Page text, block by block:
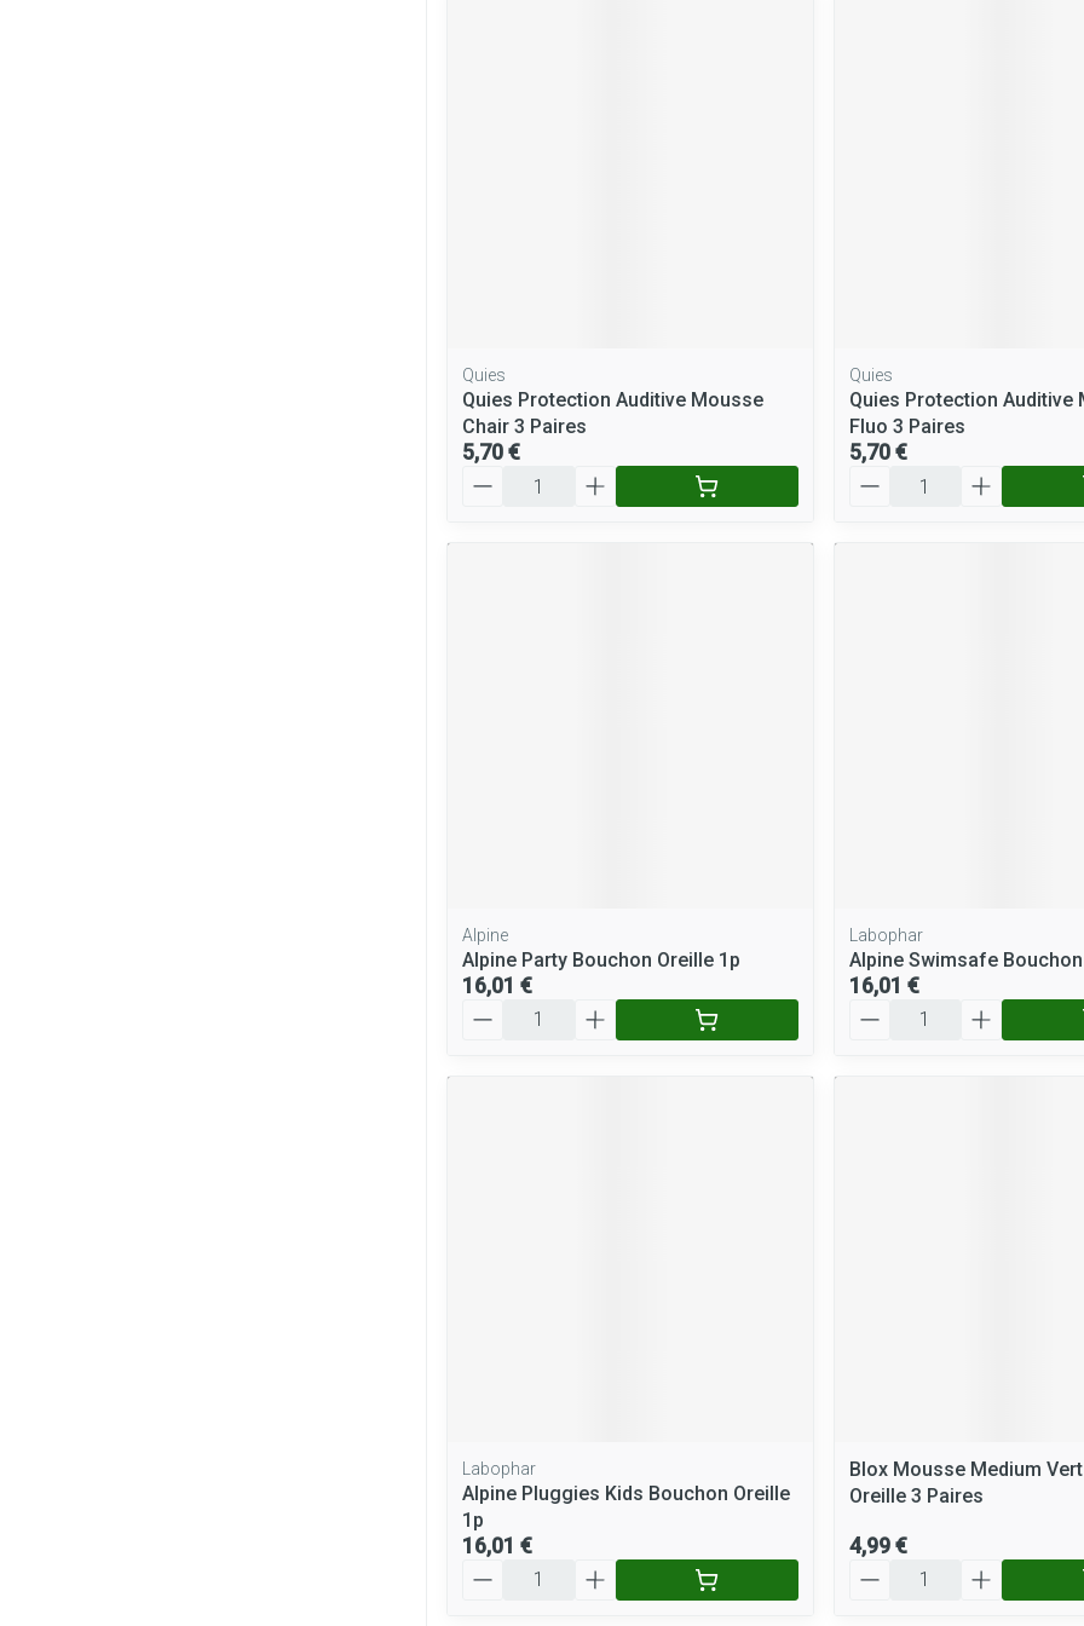
Quies
Quies Protection Auditive Mousse
Chair 3 Paires
5,70 €
Quies
Quies Protection Auditive
Fluo 3 Paires
5,70 €
Quantité
Alpine
Alpine Party Bouchon Oreille 1p
16,01 €
Labophar
Alpine Swimsafe
16,01 €
Quantité
Labophar
Alpine Pluggies Kids Bouchon Oreille
1p
16,01 €
Blox Mousse Medium
Oreille 3 Paires
4,99 €
Quantité